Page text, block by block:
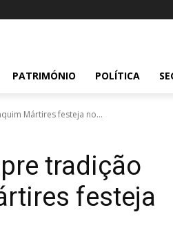
PATRIMÓNIO POLÍTICA
Mártires festeja no...
tradição
festeja